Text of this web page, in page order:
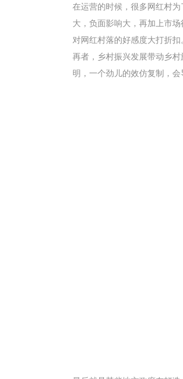
在运营的时候，很多网红村
大，负面影响大，再加上市
对网红村落的好感度大打折扣
再者，乡村振兴发展带动乡
明，一个劲儿的效仿复制，